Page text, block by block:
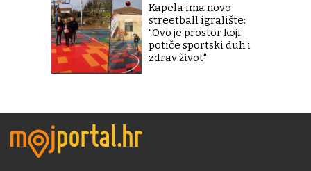
Kapela ima novo
streetball igralište:
"Ovo je prostor koji
potiče sportski duh i
zdrav život"